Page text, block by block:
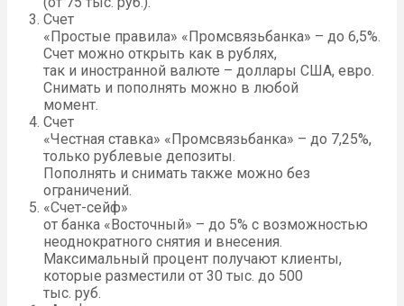
Счет
«Простые правила» «Промсвязьбанка» – до 6,5%.
Счет можно открыть как в рублях,
так и иностранной валюте – доллары США, евро.
Снимать и пополнять можно в любой
момент.
Счет
«Честная ставка» «Промсвязьбанка» – до 7,25%,
только рублевые депозиты.
Пополнять и снимать также можно без
ограничений.
«Счет-сейф»
от банка «Восточный» – до 5% с возможностью
неоднократного снятия и внесения.
Максимальный процент получают клиенты,
которые разместили от 30 тыс. до 500
тыс. руб.